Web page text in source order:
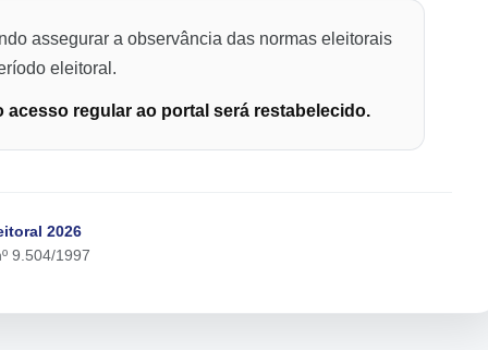
assegurar a observância das normas eleitorais
eleitoral.
regular ao portal será restabelecido.
2026
9.504/1997